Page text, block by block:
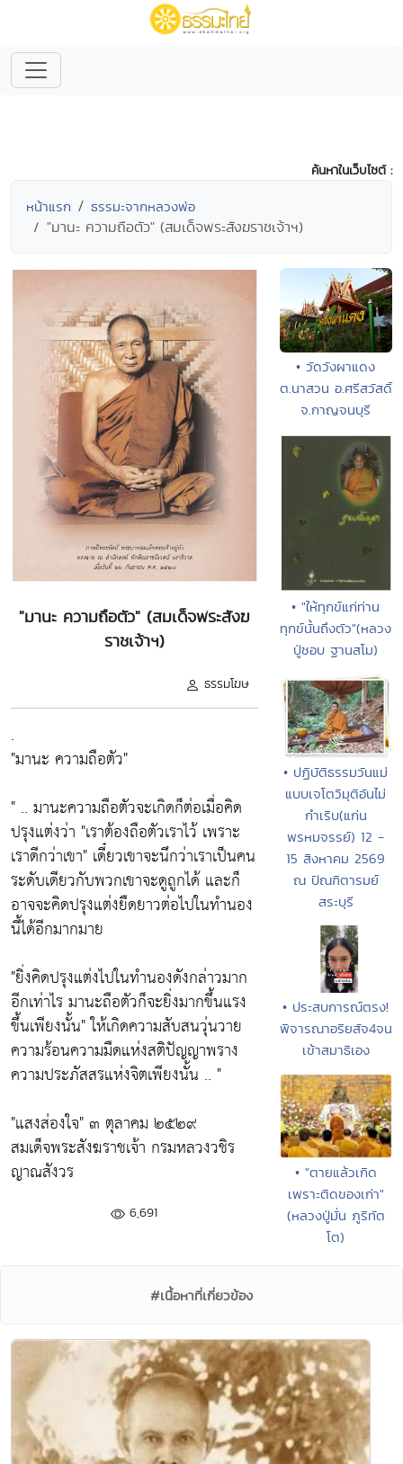
ค้นหาในเว็บไซต์ :
หน้าแรก ธรรมะจากหลวงพ่อ
"มานะ ความถือตัว" (สมเด็จพระสังฆราชเจ้าฯ)
"มานะ ความถือตัว" (สมเด็จพระสังฆ
ราชเจ้าฯ)
ธรรมโฆษ
.
"มานะ ความถือตัว"
" .. มานะความถือตัวจะเกิดก็ต่อเมื่อคิด
ปรุงแต่งว่า "เราต้องถือตัวเราไว้ เพราะ
เราดีกว่าเขา" เดี๋ยวเขาจะนึกว่าเราเป็นคน
ระดับเดียวกับพวกเขาจะดูถูกได้ และก็
อาจจะคิดปรุงแต่งยืดยาวต่อไปในทำนอง
นี้ได้อีกมากมาย
"ยิ่งคิดปรุงแต่งไปในทำนองดังกล่าวมาก
อีกเท่าไร มานะถือตัวก็จะยิ่งมากขึ้นแรง
ขึ้นเพียงนั้น" ให้เกิดความสับสนวุ่นวาย
ความร้อนความมืดแห่งสติปัญญาพราง
ความประภัสสรแห่งจิตเพียงนั้น .. "
"แสงส่องใจ" ๓ ตุลาคม ๒๕๒๙
สมเด็จพระสังฆราชเจ้า กรมหลวงวชิร
ญาณสังวร
6,691
• วัดวังผาแดง
ต.นาสวน อ.ศรีสวัสดิ์
จ.กาญจนบุรี
• "ให้ทุกข์แก่ท่าน
ทุกข์นั้นถึงตัว"(หลวง
ปู่ชอบ ฐานสโม)
• ปฏิบัติธรรมวันแม่
แบบเจโตวิมุติอันไม่
กำเริบ(แก่น
พรหมจรรย์) 12 -
15 สิงหาคม 2569
ณ ปัณฑิตารมย์
สระบุรี
• ประสบการณ์ตรง!
พิจารณาอริยสัจ4จน
เข้าสมาธิเอง
• "ตายแล้วเกิด
เพราะติดของเก่า"
(หลวงปู่มั่น ภูริทัต
โต)
#เนื้อหาที่เกี่ยวข้อง